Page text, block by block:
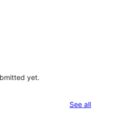
yet.
See allreviews